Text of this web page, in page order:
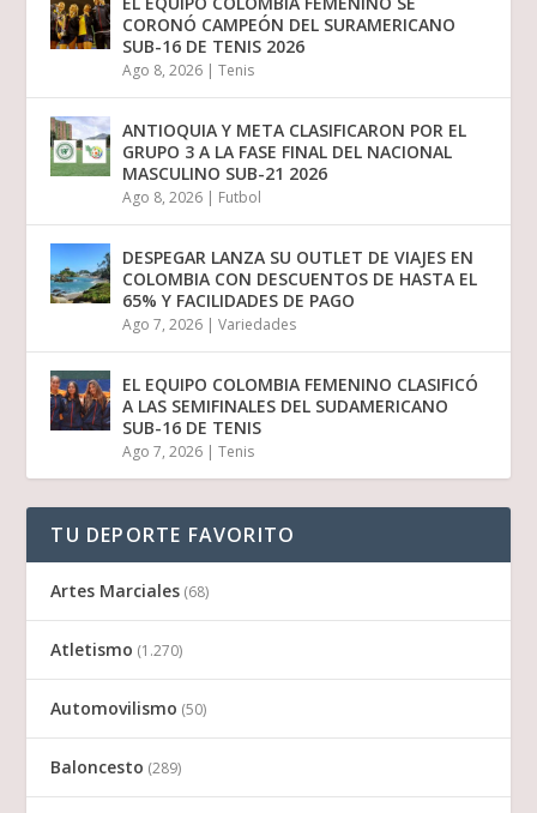
CORONÓ CAMPEÓN DEL SURAMERICANO
SUB-16 DE TENIS 2026
Ago 8, 2026 |Tenis
ANTIOQUIA Y META CLASIFICARON POR EL
GRUPO 3 A LA FASE FINAL DEL NACIONAL
MASCULINO SUB-21 2026
Ago 8, 2026 | Futbol
DESPEGAR LANZA SU OUTLET DE VIAJES EN
COLOMBIA CON DESCUENTOS DE HASTA EL
65% Y FACILIDADES DE PAGO
Ago 7, 2026 |Variedades
EL EQUIPO COLOMBIA FEMENINO CLASIFICÓ
A LAS SEMIFINALES DEL SUDAMERICANO
SUB-16 DE TENIS
Ago 7, 2026 |Tenis
TU DEPORTE FAVORITO
Artes Marciales (68)
Atletismo (1.270)
Automovilismo (50)
Baloncesto (289)